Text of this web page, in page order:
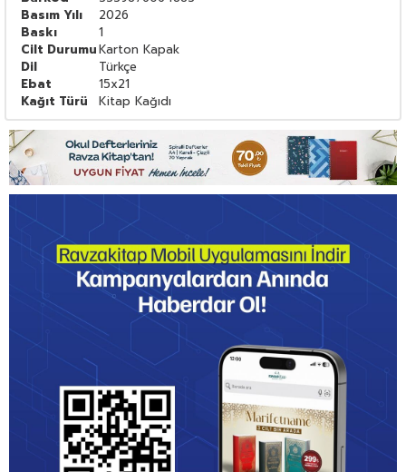
Basım Yılı
2026
Baskı
1
Cilt DurumuKarton Kapak
Dil
Türkçe
Ebat
15x21
Kağıt Türü
Kitap Kağıdı